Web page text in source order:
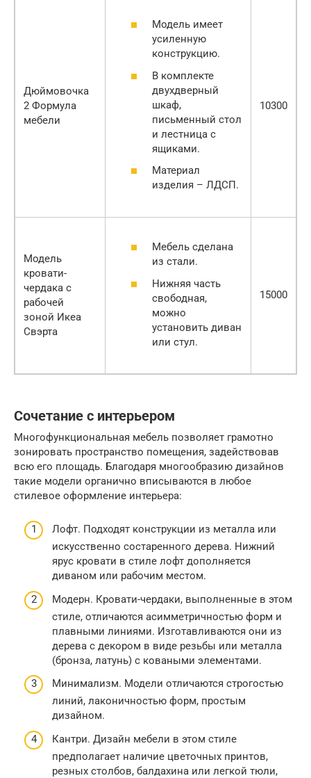
Дюймовочка
2 Формула
мебели
Модель имеет
усиленную
конструкцию.
В комплекте
двухдверный
шкаф,
письменный стол
и лестница с
ящиками.
Материал
изделия – ЛДСП.
10300
Модель
кровати-
чердака с
рабочей
зоной Икеа
Свэрта
Мебель сделана
из стали.
Нижняя часть
свободная,
можно
установить диван
или стул.
15000
Сочетание с интерьером
Многофункциональная мебель позволяет грамотно
зонировать пространство помещения, задействовав
всю его площадь. Благодаря многообразию дизайнов
такие модели органично вписываются в любое
стилевое оформление интерьера:
Лофт. Подходят конструкции из металла или
искусственно состаренного дерева. Нижний
ярус кровати в стиле лофт дополняется
диваном или рабочим местом.
Модерн. Кровати-чердаки, выполненные в этом
стиле, отличаются асимметричностью форм и
плавными линиями. Изготавливаются они из
дерева с декором в виде резьбы или металла
(бронза, латунь) с коваными элементами.
Минимализм. Модели отличаются строгостью
линий, лаконичностью форм, простым
дизайном.
Кантри. Дизайн мебели в этом стиле
предполагает наличие цветочных принтов,
резных столбов, балдахина или легкой тюли,